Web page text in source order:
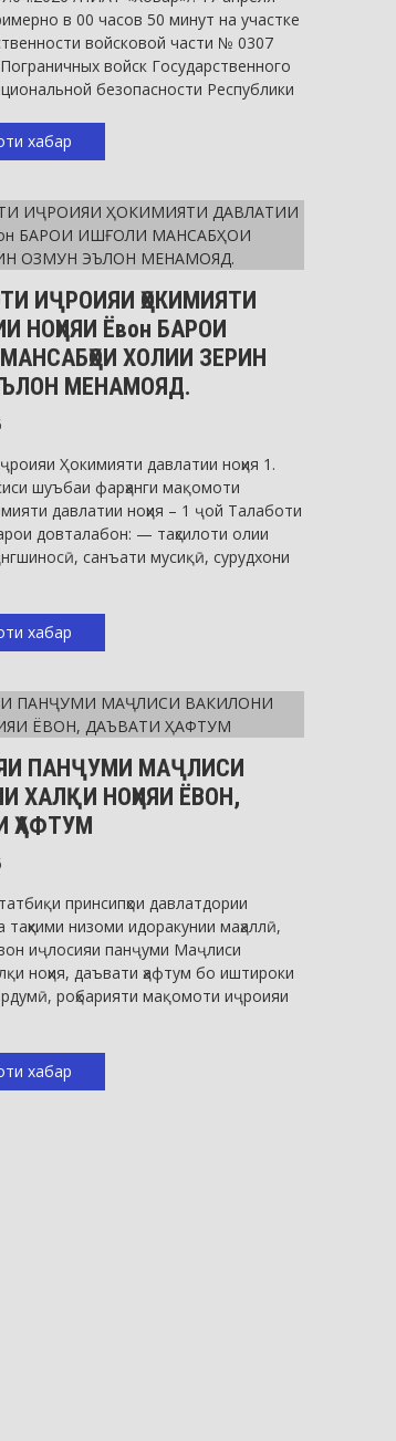
в 00 часов 50 минут на участке
войсковой части № 0307
войск Государственного
безопасности Республики
хабар
ИҶРОИЯИ ҲОКИМИЯТИ
НОҲИЯИ Ёвон БАРОИ
ХОЛИИ ЗЕРИН
МЕНАМОЯД.
Ҳокимияти давлатии ноҳия 1.
шуъбаи фарҳанги мақомоти
давлатии ноҳия – 1 ҷой Талаботи
довталабон: — таҳсилоти олии
санъати мусиқӣ, сурудхони
хабар
ПАНҶУМИ МАҶЛИСИ
ХАЛҚИ НОҲИЯИ ЁВОН,
ҲАФТУМ
принсипҳои давлатдории
таҳкими низоми идоракунии маҳаллӣ,
иҷлосияи панҷуми Маҷлиси
ноҳия, даъвати ҳафтум бо иштироки
роҳбарияти мақомоти иҷроияи
хабар